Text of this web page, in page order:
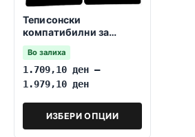
Теписонски
компатибилни за
TOYOTA Auris 2012-
2018
Во залиха
1.709,10 ден –
1.979,10 ден
ИЗБЕРИ ОПЦИИ